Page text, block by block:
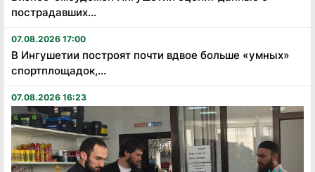
пострадавших...
07.08.2026 17:00
В Ингушетии построят почти вдвое больше «умных»
спортплощадок,...
07.08.2026 16:23